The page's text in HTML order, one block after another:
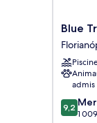
Blue
Tree
Centro
Blue
admis
9.2
sur
9,2
1